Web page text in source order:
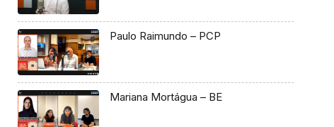
Paulo Raimundo – PCP
Mariana Mortágua – BE